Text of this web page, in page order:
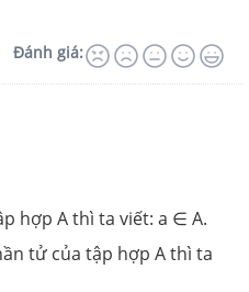
Đánh giá:
hợp A thì ta viết: a ∈ A.
tử của tập hợp A thì ta